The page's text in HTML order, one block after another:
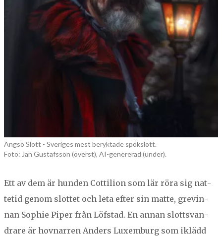
Ängsö Slott - Sveriges mest beryktade spökslott.
Foto: Jan Gustafsson (överst), AI-genererad (under).
Ett av dem är hun­den Cot­til­ion som lär röra sig nat­
tetid genom slot­tet och leta efter sin mat­te, grevin­
nan Sophie Piper från Löf­s­tad. En annan slottsvan­
drare är hov­nar­ren Anders Lux­em­burg som iklädd